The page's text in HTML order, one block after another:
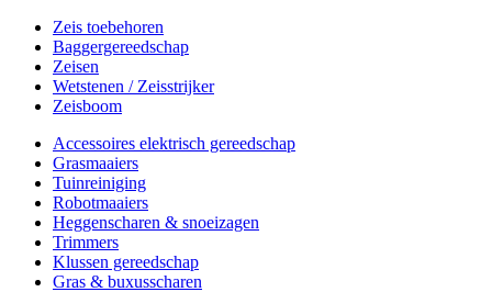
Zeis toebehoren
Baggergereedschap
Zeisen
Wetstenen / Zeisstrijker
Zeisboom
Accessoires elektrisch gereedschap
Grasmaaiers
Tuinreiniging
Robotmaaiers
Heggenscharen & snoeizagen
Trimmers
Klussen gereedschap
Gras & buxusscharen